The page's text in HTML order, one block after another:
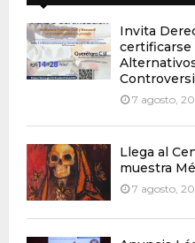
Invita
certificarse
7 agosto,
Llega al
muestra
7 agosto,